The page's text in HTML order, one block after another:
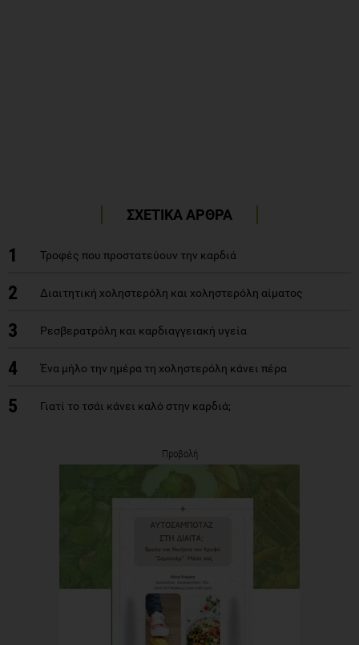
ΣΧΕΤΙΚΑ ΑΡΘΡΑ
1 Τροφές που προστατεύουν την καρδιά
2 Διαιτητική χοληστερόλη και χοληστερόλη αίματος
3 Ρεσβερατρόλη και καρδιαγγειακή υγεία
4 Ένα μήλο την ημέρα τη χοληστερόλη κάνει πέρα
5 Γιατί το τσάι κάνει καλό στην καρδιά;
Προβολή